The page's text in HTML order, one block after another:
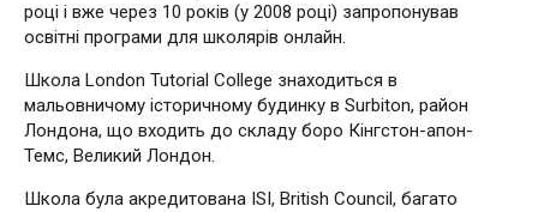
році і вже через 10 років (у 2008 році) запропонував
освітні програми для школярів онлайн.
Школа London Tutorial College знаходиться в
мальовничому історичному будинку в Surbiton, район
Лондона, що входить до складу боро Кінгстон-апон-
Темс, Великий Лондон.
Школа була акредитована ISI, British Council, багато